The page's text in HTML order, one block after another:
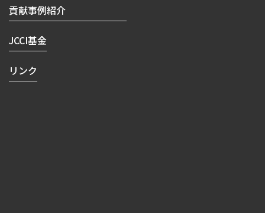
貢献事例紹介
JCCI基金
リンク